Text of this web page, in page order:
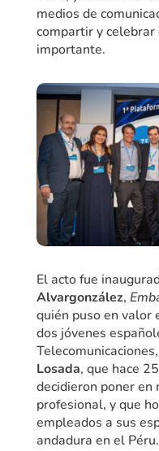
medios de
compartir y
importante.
El acto fue
Alvargonzález,
quién puso en valor
dos jóvenes
Telecomunicaciones,
Losada, que hace
decidieron poner en
profesional, y que
empleados a sus
andadura en el Péru.